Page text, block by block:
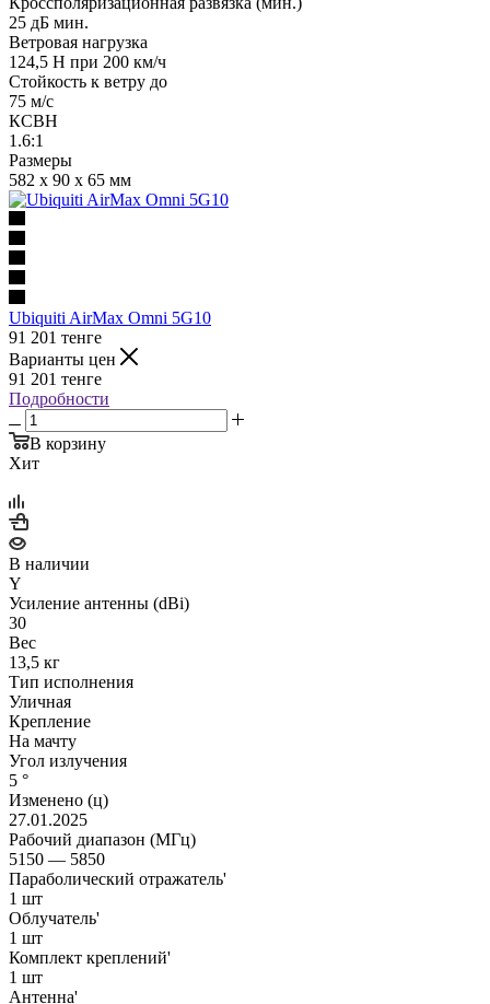
25 дБ мин.
Ветровая нагрузка
124,5 Н при 200 км/ч
Стойкость к ветру до
75 м/с
КСВН
1.6:1
Размеры
582 x 90 x 65 мм
Ubiquiti AirMax Omni 5G10
91 201 тенге
Варианты цен
91 201 тенге
Подробности
В корзину
Хит
В наличии
Y
Усиление антенны (dBi)
30
Вес
13,5 кг
Тип исполнения
Уличная
Крепление
На мачту
Угол излучения
5 °
Изменено (ц)
27.01.2025
Рабочий диапазон (МГц)
5150 — 5850
Параболический отражатель'
1 шт
Облучатель'
1 шт
Комплект креплений'
1 шт
Антенна'